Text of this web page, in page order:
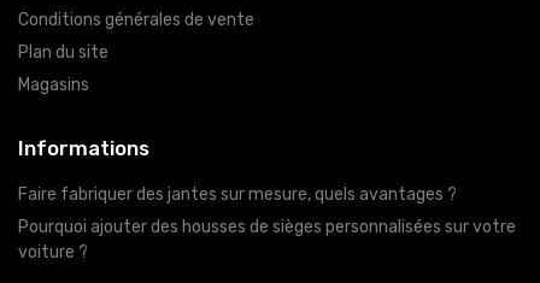
Conditions générales de vente
Plan du site
Magasins
Informations
Faire fabriquer des jantes sur mesure, quels avantages ?
Pourquoi ajouter des housses de sièges personnalisées sur votre
voiture ?